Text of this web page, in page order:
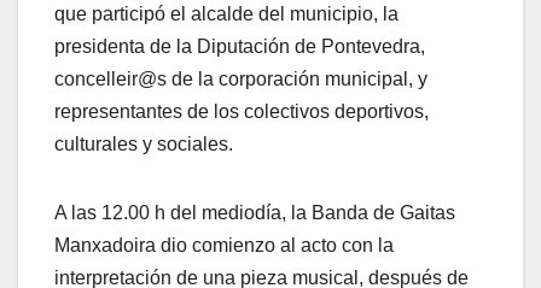
que participó el alcalde del municipio, la
presidenta de la Diputación de Pontevedra,
concelleir@s de la corporación municipal, y
representantes de los colectivos deportivos,
culturales y sociales.
A las 12.00 h del mediodía, la Banda de Gaitas
Manxadoira dio comienzo al acto con la
interpretación de una pieza musical, después de